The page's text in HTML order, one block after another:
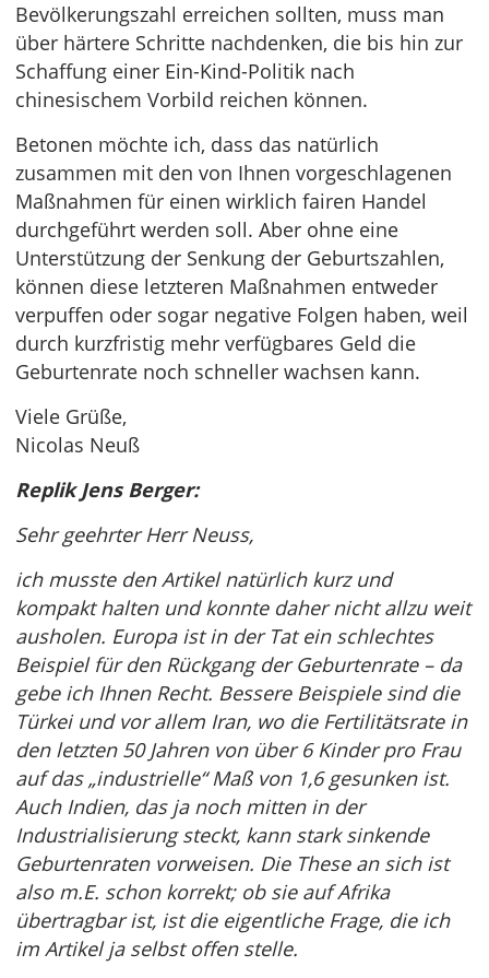
Bevölkerungszahl erreichen sollten, muss man
über härtere Schritte nachdenken, die bis hin zur
Schaffung einer Ein-Kind-Politik nach
chinesischem Vorbild reichen können.
Betonen möchte ich, dass das natürlich
zusammen mit den von Ihnen vorgeschlagenen
Maßnahmen für einen wirklich fairen Handel
durchgeführt werden soll. Aber ohne eine
Unterstützung der Senkung der Geburtszahlen,
können diese letzteren Maßnahmen entweder
verpuffen oder sogar negative Folgen haben, weil
durch kurzfristig mehr verfügbares Geld die
Geburtenrate noch schneller wachsen kann.
Viele Grüße,
Nicolas Neuß
Replik Jens Berger:
Sehr geehrter Herr Neuss,
ich musste den Artikel natürlich kurz und
kompakt halten und konnte daher nicht allzu weit
ausholen. Europa ist in der Tat ein schlechtes
Beispiel für den Rückgang der Geburtenrate – da
gebe ich Ihnen Recht. Bessere Beispiele sind die
Türkei und vor allem Iran, wo die Fertilitätsrate in
den letzten 50 Jahren von über 6 Kinder pro Frau
auf das „industrielle“ Maß von 1,6 gesunken ist.
Auch Indien, das ja noch mitten in der
Industrialisierung steckt, kann stark sinkende
Geburtenraten vorweisen. Die These an sich ist
also m.E. schon korrekt; ob sie auf Afrika
übertragbar ist, ist die eigentliche Frage, die ich
im Artikel ja selbst offen stelle.